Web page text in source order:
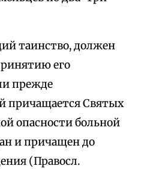
таинство, должен
его
прежде
причащается Святых
опасности больной
и причащен до
(Правосл.